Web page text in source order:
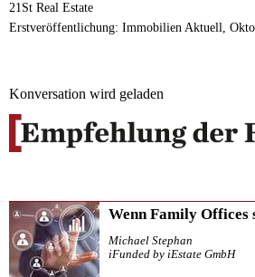
21St Real Estate
Erstveröffentlichung: Immobilien Aktuell,
Konversation wird geladen
Wenn Family Offices
Michael Stephan
iFunded by iEstate GmbH